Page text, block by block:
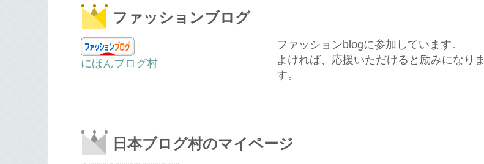
ファッションブログ
にほんブログ村
ファッションblogに参加しています。
よければ、応援いただけると励みになりま
す。
日本ブログ村のマイページ